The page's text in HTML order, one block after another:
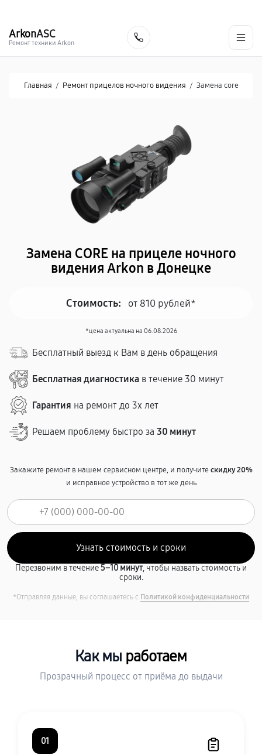
ArkonASC
Ремонт техники Arkon
Главная / Ремонт прицелов ночного видения / Замена core
Замена CORE на прицеле ночного
видения Arkon в Донецке
Стоимость: от 810 рублей*
*цена актуальна на 06.08.2026
Бесплатный выезд к Вам в день обращения
Бесплатная диагностика в течение 30 минут
Гарантия на ремонт до 3х лет
Решаем проблему быстро за 30 минут
Закажите ремонт в нашем сервисном центре, и получитескидку 20%
и исправное устройство в тот же день
Перезвоним в течение5–10 минут, чтобы назвать стоимость и
сроки.
*Отправляя данные, вы соглашаетесь с Политикой конфиденциальности
Как мы работаем
Прозрачный процесс от приёма до выдачи
01